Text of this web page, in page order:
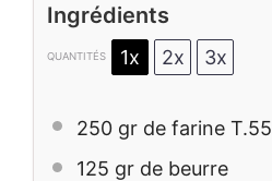
Ingrédients
QUANTITÉS 1x 2x 3x
250 gr de farine T.55
125 gr de beurre